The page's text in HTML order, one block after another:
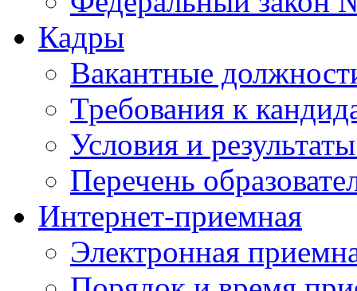
Кадры
Вакантные
Требования к
Условия и
Перечень
Интернет-приемная
Электронная